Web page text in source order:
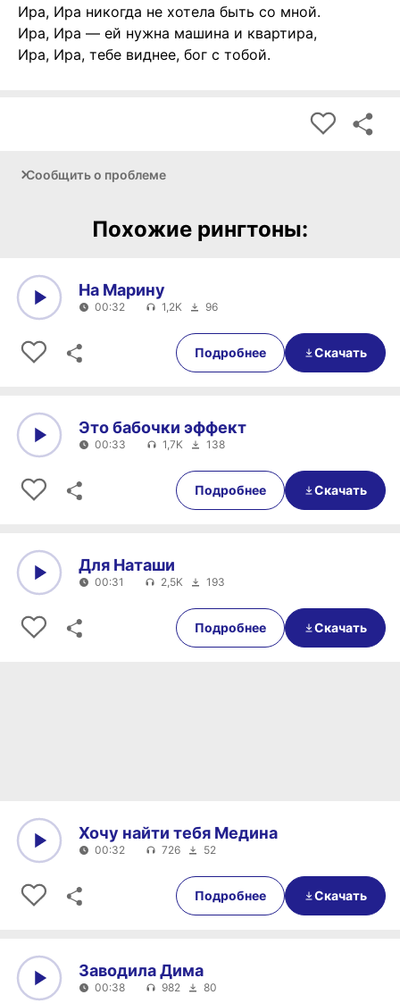
Ира, Ира никогда не хотела быть со мной.
Ира, Ира — ей нужна машина и квартира,
Ира, Ира, тебе виднее, бог с тобой.
Сообщить о проблеме
Похожие рингтоны:
00:32
На Марину
00:32 1,2K 96
Подробнее Скачать
00:33
Это бабочки эффект
00:33 1,7K 138
Подробнее Скачать
00:31
Для Наташи
00:31 2,5K 193
Подробнее Скачать
00:32
Хочу найти тебя Медина
00:32 726 52
Подробнее Скачать
Заводила Дима
00:38 982 80